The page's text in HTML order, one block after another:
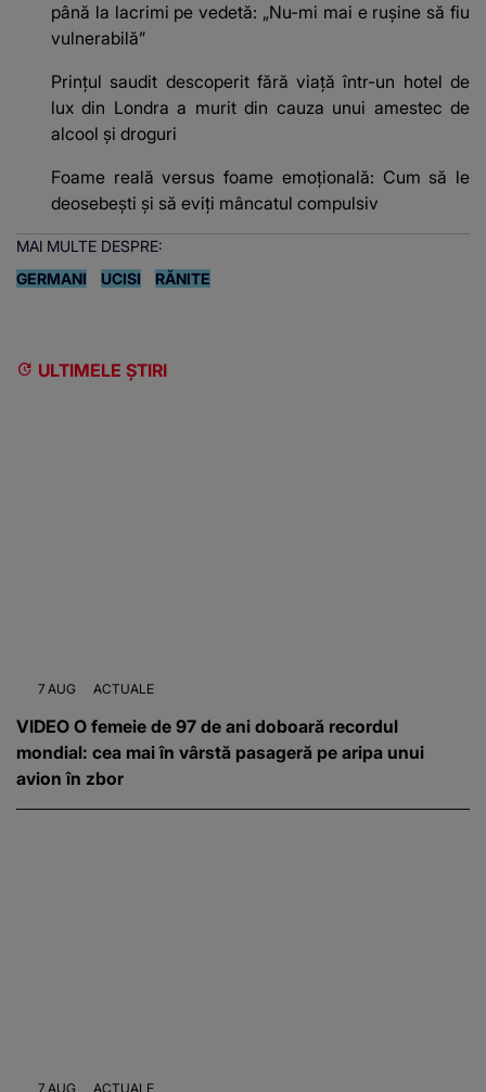
până la lacrimi pe vedetă: „Nu-mi mai e rușine să fiu
vulnerabilă”
Prințul saudit descoperit fără viață într-un hotel de
lux din Londra a murit din cauza unui amestec de
alcool și droguri
Foame reală versus foame emoțională: Cum să le
deosebești și să eviți mâncatul compulsiv
MAI MULTE DESPRE:
GERMANI
UCISI RĂNITE
ULTIMELE ȘTIRI
7 AUG ACTUALE
VIDEO O femeie de 97 de ani doboară recordul
mondial: cea mai în vârstă pasageră pe aripa unui
avion în zbor
7 AUG ACTUALE